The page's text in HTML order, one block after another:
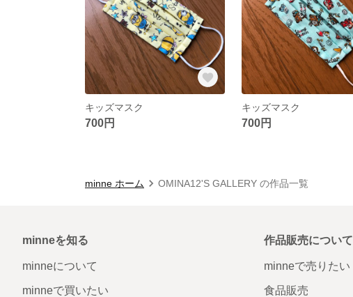
キッズマスク
700円
キッズマスク
700円
minne ホーム OMINA12'S GALLERY の作品一覧
minneを知る
minneについて
minneで買いたい
作品販売について
minneで売りたい
食品販売